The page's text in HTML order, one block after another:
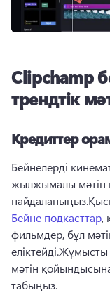
Clipchamp
трендтік
Кредиттер
Бейнелерді
жылжымалы мәтін
Бейне подкасттар,
фильмдер, бұл
мәтін
табыңыз.